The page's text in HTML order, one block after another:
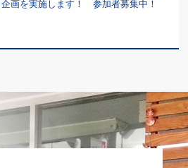
画を実施します！ 参加者募集中！